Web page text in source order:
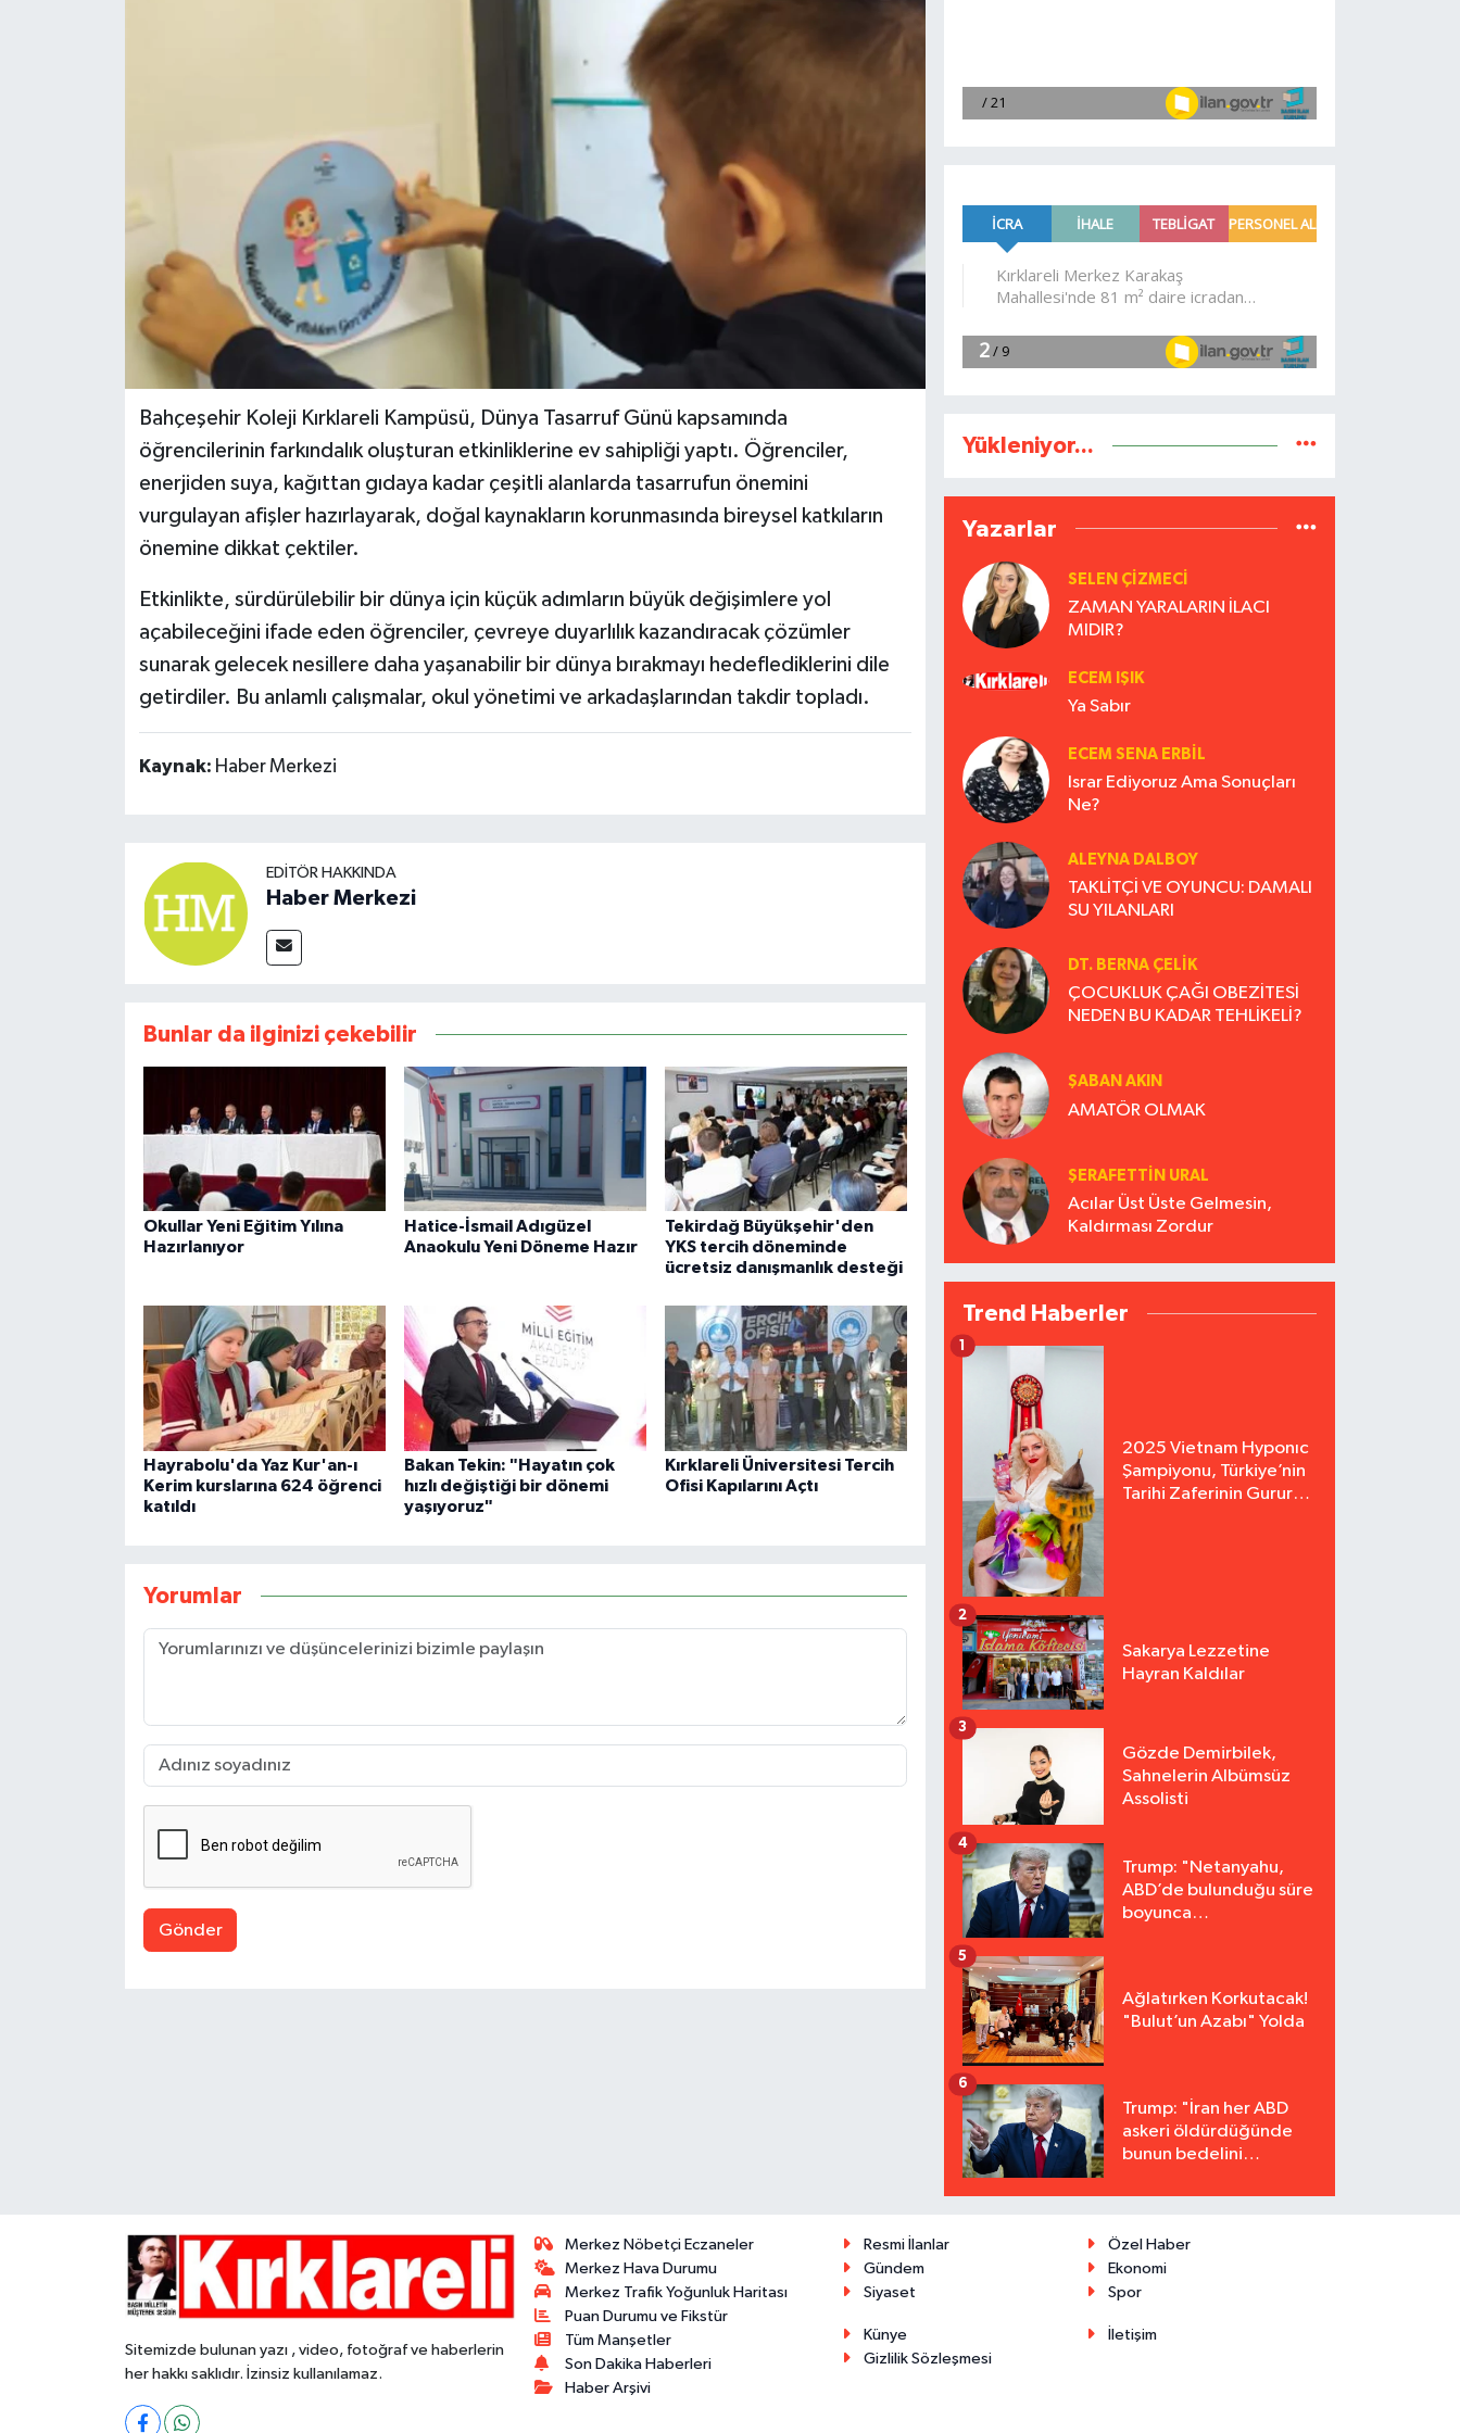
Bahçeşehir Koleji Kırklareli Kampüsü, Dünya Tasarruf Günü kapsamında
öğrencilerinin farkındalık oluşturan etkinliklerine ev sahipliği yaptı. Öğrenciler,
enerjiden suya, kağıttan gıdaya kadar çeşitli alanlarda tasarrufun önemini
vurgulayan afişler hazırlayarak, doğal kaynakların korunmasında bireysel katkıların
önemine dikkat çektiler.
Etkinlikte, sürdürülebilir bir dünya için küçük adımların büyük değişimlere yol
açabileceğini ifade eden öğrenciler, çevreye duyarlılık kazandıracak çözümler
sunarak gelecek nesillere daha yaşanabilir bir dünya bırakmayı hedeflediklerini dile
getirdiler. Bu anlamlı çalışmalar, okul yönetimi ve arkadaşlarından takdir topladı.
Kaynak: Haber Merkezi
EDITÖR HAKKINDA
Haber Merkezi
Bunlar da ilginizi çekebilir
Okullar Yeni Eğitim Yılına
Hazırlanıyor
Hatice-İsmail Adıgüzel
Anaokulu Yeni Döneme Hazır
Tekirdağ Büyükşehir'den
YKS tercih döneminde
ücretsiz danışmanlık desteği
Hayrabolu'da Yaz Kur'an-ı
Kerim kurslarına 624 öğrenci
katıldı
Bakan Tekin: "Hayatın çok
hızlı değiştiği bir dönemi
yaşıyoruz"
Kırklareli Üniversitesi Tercih
Ofisi Kapılarını Açtı
Yorumlar
Gönder
Yükleniyor...
Yazarlar
SELEN ÇİZMECİ
ZAMAN YARALARIN İLACI
MIDIR?
ECEM IŞIK
Ya Sabır
ECEM SENA ERBIL
Israr Ediyoruz Ama Sonuçları
Ne?
ALEYNA DALBOY
TAKLİTÇİ VE OYUNCU: DAMALI
SU YILANLARI
DT. BERNA ÇELIK
ÇOCUKLUK ÇAĞI OBEZİTESİ
NEDEN BU KADAR TEHLİKELİ?
ŞABAN AKIN
AMATÖR OLMAK
ŞERAFETTIN URAL
Acılar Üst Üste Gelmesin,
Kaldırması Zordur
Trend Haberler
2025 Vietnam Hyponıc
Şampiyonu, Türkiye’nin
Tarihi Zaferinin Gururu
1
Sakarya Lezzetine
Hayran Kaldılar
2
Gözde Demirbilek,
Sahnelerin Albümsüz
Assolisti
3
Trump: "Netanyahu,
ABD’de bulunduğu süre
boyunca
4
Ağlatırken Korkutacak!
"Bulut’un Azabı" Yolda
5
Trump: "İran her ABD
askeri öldürdüğünde
bunun bedelini
6
Sitemizde bulunan yazı , video, fotoğraf ve haberlerin
her hakkı saklıdır. İzinsiz kullanılamaz.
Merkez Nöbetçi Eczaneler
Merkez Hava Durumu
Merkez Trafik Yoğunluk Haritası
Puan Durumu ve Fikstür
Tüm Manşetler
Son Dakika Haberleri
Haber Arşivi
Resmi İlanlar
Özel Haber
Gündem
Ekonomi
Siyaset
Spor
Künye
İletişim
Gizlilik Sözleşmesi